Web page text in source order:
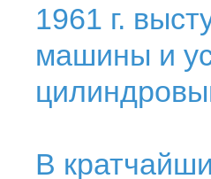
1961 г.
машины и
В